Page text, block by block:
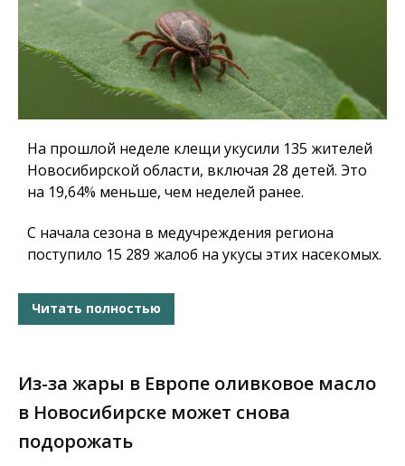
На прошлой неделе клещи укусили 135 жителей
Новосибирской области, включая 28 детей. Это
на 19,64% меньше, чем неделей ранее.
С начала сезона в медучреждения региона
поступило 15 289 жалоб на укусы этих насекомых.
Читать полностью
Из-за жары в Европе оливковое масло
в Новосибирске может снова
подорожать